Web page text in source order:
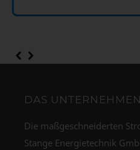
DAS UNTERNEHMEN
Die maßgeschneiderten
Stange Energietechnik